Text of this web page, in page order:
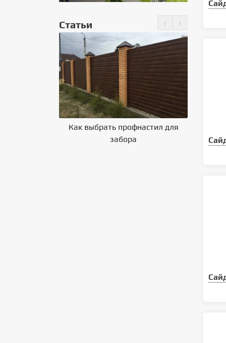
Статьи ‹ ›
Как выбрать профнастил для
забора
на